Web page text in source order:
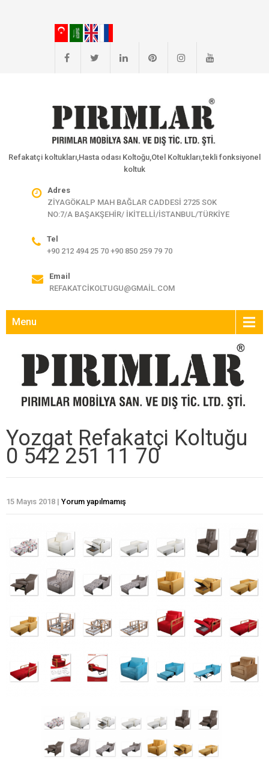
Refakatçi koltukları,Hasta odası Koltoğu,Otel Koltukları,tekli fonksiyonel
koltuk
Adres
ZİYAGÖKALP MAH BAĞLAR CADDESİ 2725 SOK
NO:7/A BAŞAKŞEHİR/ İKİTELLİ/İSTANBUL/TÜRKİYE
Tel
+90 212 494 25 70 +90 850 259 79 70
Email
REFAKATCIKOLTUGU@GMAIL.COM
Menu
Yozgat Refakatçi Koltuğu
0 542 251 11 70
15 Mayıs 2018 | Yorum yapılmamış